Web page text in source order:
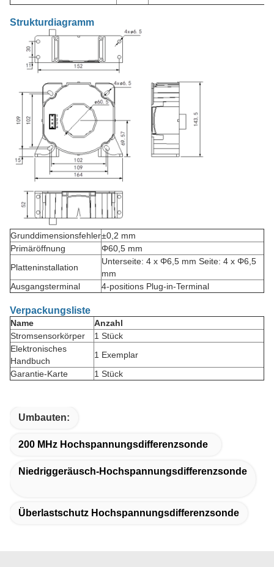
Strukturdiagramm
Grunddimensionsfehler±0,2 mm
Primäröffnung
Φ60,5 mm
Platteninstallation
Unterseite: 4 x Φ6,5 mm Seite: 4 x Φ6,5
mm
Ausgangsterminal
4-positions Plug-in-Terminal
Verpackungsliste
Name
Anzahl
Stromsensorkörper
1 Stück
Elektronisches
Handbuch
1 Exemplar
Garantie-Karte
1 Stück
Umbauten:
200 MHz Hochspannungsdifferenzsonde
Niedriggeräusch-Hochspannungsdifferenzsonde
Überlastschutz Hochspannungsdifferenzsonde